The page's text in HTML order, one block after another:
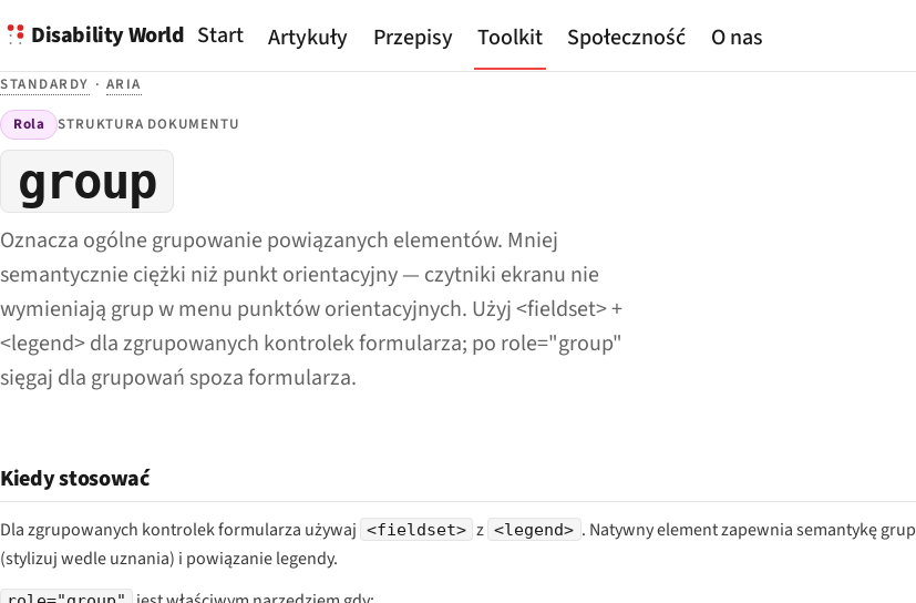
Disability World Start Artykuły Przepisy Toolkit Społeczność O nas
STANDARDY · ARIA
Rola STRUKTURA DOKUMENTU
group
Oznacza ogólne grupowanie powiązanych elementów. Mniej
semantycznie ciężki niż punkt orientacyjny — czytniki ekranu nie
wymieniają grup w menu punktów orientacyjnych. Użyj <fieldset> +
<legend> dla zgrupowanych kontrolek formularza; po role="group"
sięgaj dla grupowań spoza formularza.
Kiedy stosować
Dla zgrupowanych kontrolek formularza używaj <fieldset> z <legend> . Natywny element zapewnia semantykę
(stylizuj wedle uznania) i powiązanie legendy.